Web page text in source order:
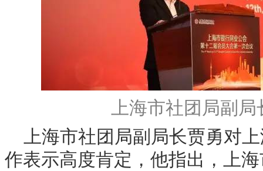
上海市社团局副
上海市社团局副局长贾勇对
作表示高度肯定，他指出，上